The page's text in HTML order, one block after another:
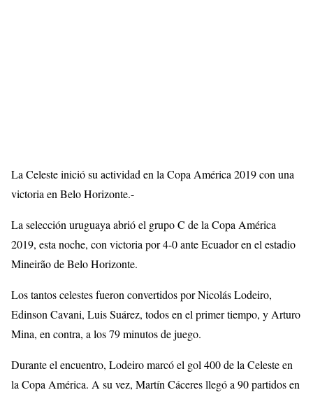
La Celeste inició su actividad en la Copa América 2019 con una
victoria en Belo Horizonte.-
La selección uruguaya abrió el grupo C de la Copa América
2019, esta noche, con victoria por 4-0 ante Ecuador en el estadio
Mineirão de Belo Horizonte.
Los tantos celestes fueron convertidos por Nicolás Lodeiro,
Edinson Cavani, Luis Suárez, todos en el primer tiempo, y Arturo
Mina, en contra, a los 79 minutos de juego.
Durante el encuentro, Lodeiro marcó el gol 400 de la Celeste en
la Copa América. A su vez, Martín Cáceres llegó a 90 partidos en